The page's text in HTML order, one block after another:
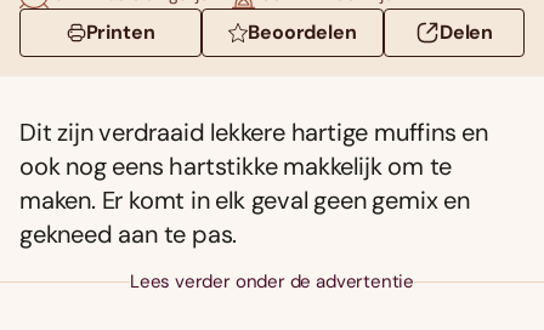
Printen Beoordelen Delen
Dit zijn verdraaid lekkere hartige muffins en
ook nog eens hartstikke makkelijk om te
maken. Er komt in elk geval geen gemix en
gekneed aan te pas.
Lees verder onder de advertentie